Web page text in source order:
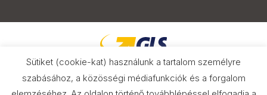
Árak és paraméterek összehasonlítása
Sütiket (cookie-kat) használunk a tartalom személyre
szabásához, a közösségi médiafunkciók és a forgalom